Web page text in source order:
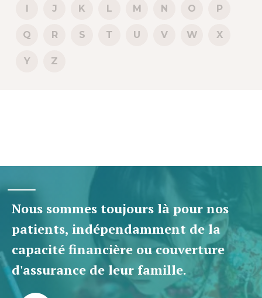
J K L M N O P
Q R S T U V W X
Y Z
Nous sommes toujours là pour nos
patients, indépendamment de la
capacité financière ou couverture
d'assurance de leur famille.